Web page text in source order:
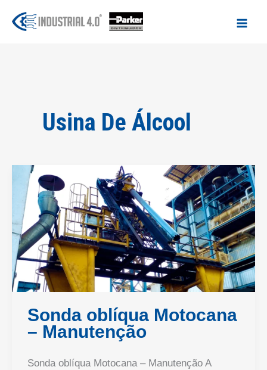
para
Usina De Álcool
Sonda oblíqua Motocana
– Manutenção
Sonda oblíqua Motocana – Manutenção A